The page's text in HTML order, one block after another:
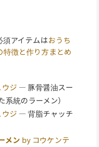
須アイテムはおうち
特徴と作り方まとめ
ジ — 豚骨醤油スー
統のラーメン）
ジ — 背脂チャッチ
メン by コウケンテ